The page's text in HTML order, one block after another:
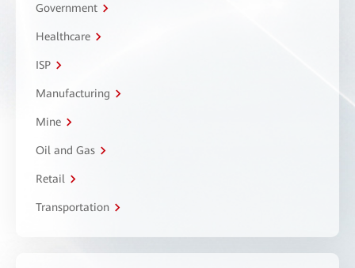
Government
Healthcare
ISP
Manufacturing
Mine
Oil and Gas
Retail
Transportation